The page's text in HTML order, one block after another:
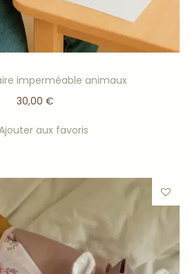
imperméable animaux
30,00 €
aux favoris